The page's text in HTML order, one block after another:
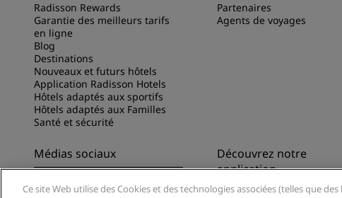
Radisson Rewards
Garantie des meilleurs tarifs
en ligne
Blog
Destinations
Nouveaux et futurs hôtels
Application Radisson Hotels
Hôtels adaptés aux sportifs
Hôtels adaptés aux Familles
Santé et sécurité
Partenaires
Agents de voyages
Médias sociaux
Découvrez notre
application
Découvrez l’appli
Ce site Web utilise des Cookies et des technologies associées (telles que